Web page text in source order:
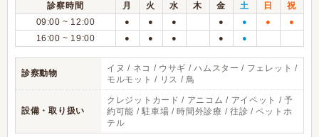
診察時間 月 火 水 木 金 土 日
祝
09:00 ~ 12:00
● ● ● ● ● ● ●
16:00 ~ 19:00 ● ● ● ● ●
診察動物
イヌ / ネコ / ウサギ / ハムスター / フェレット /
モルモット / リス / 鳥
設備・取り扱い
クレジットカード / アニコム / アイペット / 予
約可能 / 駐車場 / 時間外診療 / 往診 / ペットホ
テル